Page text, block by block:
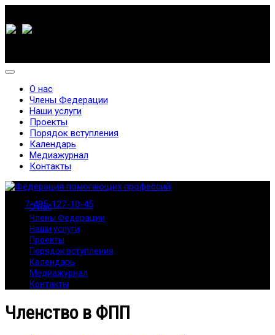
7-495-127-10-45
О нас
Члены Федерации
Наши услуги
Проекты
Порядок вступления
Календарь
Медиажурнал
Контакты
О нас
Члены Федерации
Наши услуги
Проекты
Порядок вступления
Календарь
Медиажурнал
Контакты
Членство в ФПП